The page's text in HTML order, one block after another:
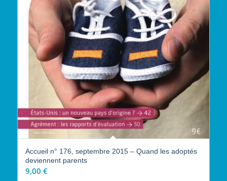
Accueil n° 176, septembre 2015 – Quand les adoptés
deviennent parents
9,00 €